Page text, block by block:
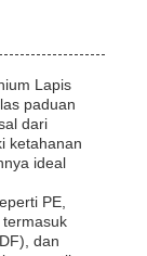
Lapis
paduan
dari
ketahanan
ideal
PE,
termasuk
dan